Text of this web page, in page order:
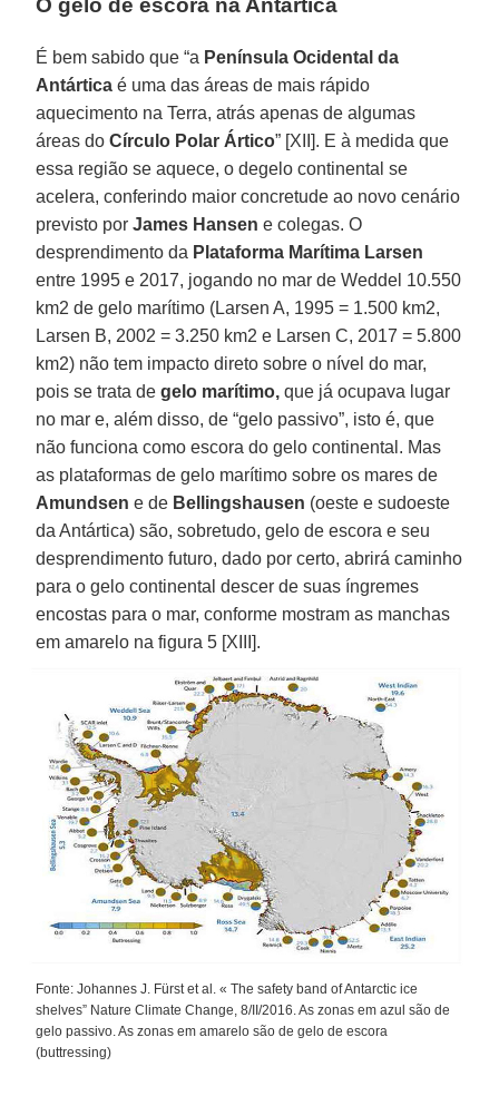
É bem sabido que “a Península Ocidental da
Antártica é uma das áreas de mais rápido
aquecimento na Terra, atrás apenas de algumas
áreas doCírculo Polar Ártico” [XII]. E à medida que
essa região se aquece, o degelo continental se
acelera, conferindo maior concretude ao novo cenário
previsto por James Hansen e colegas. O
desprendimento da Plataforma Marítima Larsen
entre 1995 e 2017, jogando no mar de Weddel 10.550
km2 de gelo marítimo (Larsen A, 1995 = 1.500 km2,
Larsen B, 2002 = 3.250 km2 e Larsen C, 2017 = 5.800
km2) não tem impacto direto sobre o nível do mar,
pois se trata degelo marítimo, que já ocupava lugar
no mar e, além disso, de “gelo passivo”, isto é, que
não funciona como escora do gelo continental. Mas
as plataformas de gelo marítimo sobre os mares de
Amundsen e de Bellingshausen (oeste e sudoeste
da Antártica) são, sobretudo, gelo de escora e seu
desprendimento futuro, dado por certo, abrirá caminho
para o gelo continental descer de suas íngremes
encostas para o mar, conforme mostram as manchas
em amarelo na figura 5 [XIII].
Fonte: Johannes J. Fürst et al. « The safety band of Antarctic ice
shelves” Nature Climate Change, 8/II/2016. As zonas em azul são de
gelo passivo. As zonas em amarelo são de gelo de escora
(buttressing)